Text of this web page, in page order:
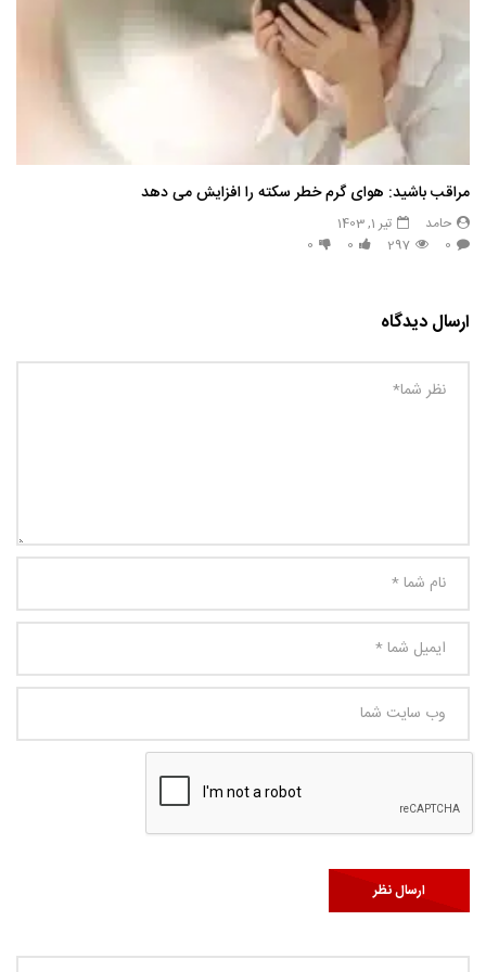
مراقب باشید: هوای گرم خطر سکته را افزایش می دهد
حامد
تیر 1, 1403
0
297
0
0
ارسال دیدگاه